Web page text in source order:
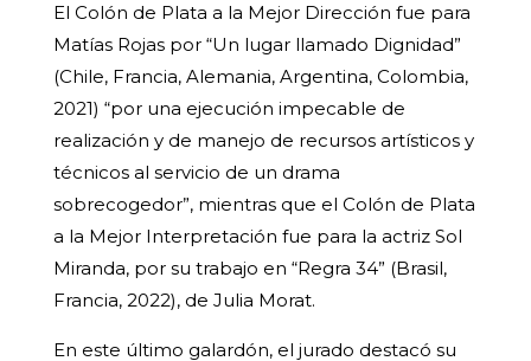
El Colón de Plata a la Mejor Dirección fue para
Matías Rojas por “Un lugar llamado Dignidad”
(Chile, Francia, Alemania, Argentina, Colombia,
2021) “por una ejecución impecable de
realización y de manejo de recursos artísticos y
técnicos al servicio de un drama
sobrecogedor”, mientras que el Colón de Plata
a la Mejor Interpretación fue para la actriz Sol
Miranda, por su trabajo en “Regra 34” (Brasil,
Francia, 2022), de Julia Morat.
En este último galardón, el jurado destacó su